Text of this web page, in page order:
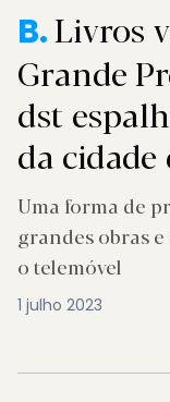
B.Livros
Grande
dst
da cidade
Uma forma de
grandes obras
o telemóvel
1 julho 2023